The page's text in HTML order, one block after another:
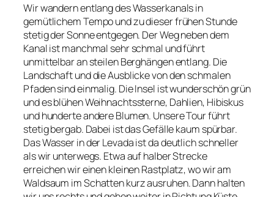
Wir wandern entlang des Wasserkanals in
gemütlichem Tempo und zu dieser frühen Stunde
stetig der Sonne entgegen. Der Weg neben dem
Kanal ist manchmal sehr schmal und führt
unmittelbar an steilen Berghängen entlang. Die
Landschaft und die Ausblicke von den schmalen
Pfaden sind einmalig. Die Insel ist wunderschön grün
und es blühen Weihnachtssterne, Dahlien, Hibiskus
und hunderte andere Blumen. Unsere Tour führt
stetig bergab. Dabei ist das Gefälle kaum spürbar.
Das Wasser in der Levada ist da deutlich schneller
als wir unterwegs. Etwa auf halber Strecke
erreichen wir einen kleinen Rastplatz, wo wir am
Waldsaum im Schatten kurz ausruhen. Dann halten